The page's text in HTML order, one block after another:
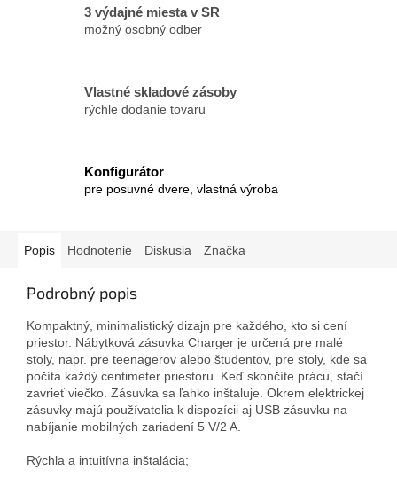
3 výdajné miesta v SR
možný osobný odber
Vlastné skladové zásoby
rýchle dodanie tovaru
Konfigurátor
pre posuvné dvere, vlastná výroba
Popis Hodnotenie Diskusia Značka
Podrobný popis
Kompaktný, minimalistický dizajn pre každého, kto si cení
priestor. Nábytková zásuvka Charger je určená pre malé
stoly, napr. pre teenagerov alebo študentov, pre stoly, kde sa
počíta každý centimeter priestoru. Keď skončíte prácu, stačí
zavrieť viečko. Zásuvka sa ľahko inštaluje. Okrem elektrickej
zásuvky majú používatelia k dispozícii aj USB zásuvku na
nabíjanie mobilných zariadení 5 V/2 A.
Rýchla a intuitívna inštalácia;